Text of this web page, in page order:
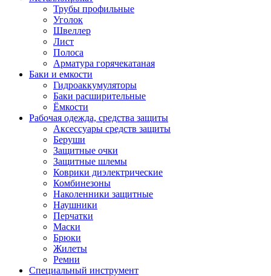
Трубы профильные
Уголок
Швеллер
Лист
Полоса
Арматура горячекатаная
Баки и емкости
Гидроаккумуляторы
Баки расширительные
Ёмкости
Рабочая одежда, средства защиты
Аксессуары средств защиты
Беруши
Защитные очки
Защитные шлемы
Коврики диэлектрические
Комбинезоны
Наколенники защитные
Наушники
Перчатки
Маски
Брюки
Жилеты
Ремни
Специальный инструмент